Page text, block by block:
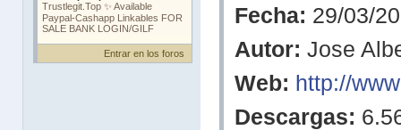
Entrar en los foros
Fecha: 29/03/
Autor: Jose
Web: http://
Descargas: